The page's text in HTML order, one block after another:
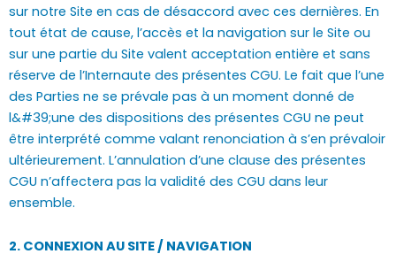
sur notre Site en cas de désaccord avec ces dernières. En
tout état de cause, l’accès et la navigation sur le Site ou
sur une partie du Site valent acceptation entière et sans
réserve de l’Internaute des présentes CGU. Le fait que l’une
des Parties ne se prévale pas à un moment donné de
l&#39;une des dispositions des présentes CGU ne peut
être interprété comme valant renonciation à s’en prévaloir
ultérieurement. L’annulation d’une clause des présentes
CGU n’affectera pas la validité des CGU dans leur
ensemble.
2. CONNEXION AU SITE / NAVIGATION